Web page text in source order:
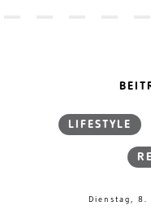
LIFESTYLE
Dienstag, 8.